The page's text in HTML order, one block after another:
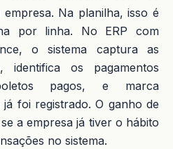
Na planilha, isso é
por linha. No ERP com
o sistema captura as
identifica os pagamentos
pagos, e marca
foi registrado. O ganho de
a empresa já tiver o hábito
no sistema.